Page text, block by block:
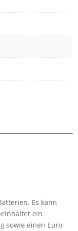
Es kann
ein
sowie einen Euro-